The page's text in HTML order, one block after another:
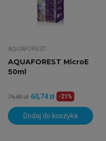
AQUAFOREST
AQUAFOREST MicroE
50ml
76,89 zł 60,74 zł -21%
Dodaj do koszyka